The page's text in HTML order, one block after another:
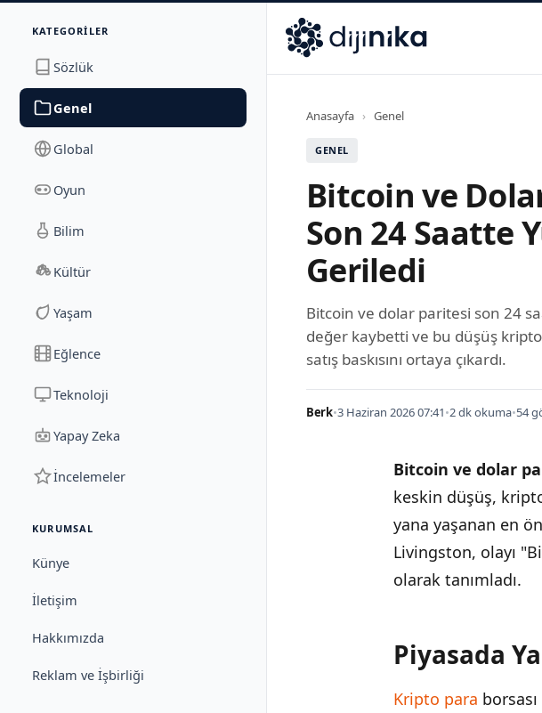
KATEGORILER
Sözlük
Genel
Global
Oyun
Bilim
Kültür
Yaşam
Eğlence
Teknoloji
Yapay Zeka
İncelemeler
KURUMSAL
Künye
İletişim
Hakkımızda
Reklam ve İşbirliği
İletişim
Dijinika Avrasya Cad. Sitesi B Blok No: 17/2A, Marmara Mahallesi
Anasayfa › Genel
GENEL
Bitcoin ve
Son 24 Saatte
Geriledi
Bitcoin ve dolar paritesi son 24
değer kaybetti ve bu düşüş kripto
satış baskısını ortaya çıkardı.
Berk•3 Haziran 2026 07:41•2 dk okuma•54
Bitcoin ve dolar
keskin düşüş,
yana yaşanan en
Livingston, olayı
olarak tanımladı.
İÇINDEKILER ›
Piyasada Yaşanan
Piyasada
Kripto para